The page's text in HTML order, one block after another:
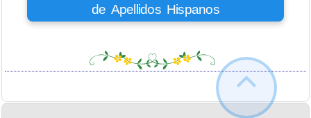
de Apellidos Hispanos